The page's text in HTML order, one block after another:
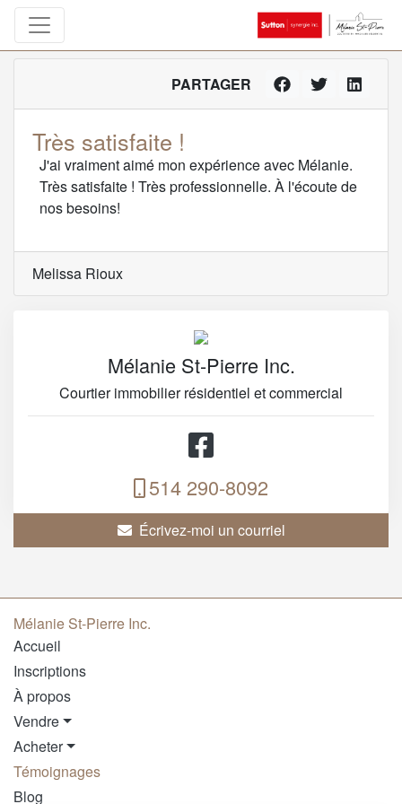
PARTAGER
Très satisfaite !
J'ai vraiment aimé mon expérience avec Mélanie.
Très satisfaite ! Très professionnelle. À l'écoute de
nos besoins!
Melissa Rioux
Mélanie St-Pierre Inc.
Courtier immobilier résidentiel et commercial
514 290-8092
Écrivez-moi un courriel
Mélanie St-Pierre Inc.
Accueil
Inscriptions
À propos
Vendre
Acheter
Témoignages
Blog